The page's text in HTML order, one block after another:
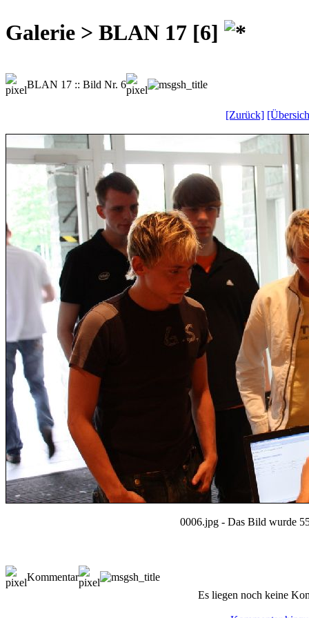
Galerie > BLAN 17 [6]
BLAN 17 :: Bild Nr. 6
[Zurück]
0006.jpg - Das Bild wurde
Kommentar
Es liegen noch keine